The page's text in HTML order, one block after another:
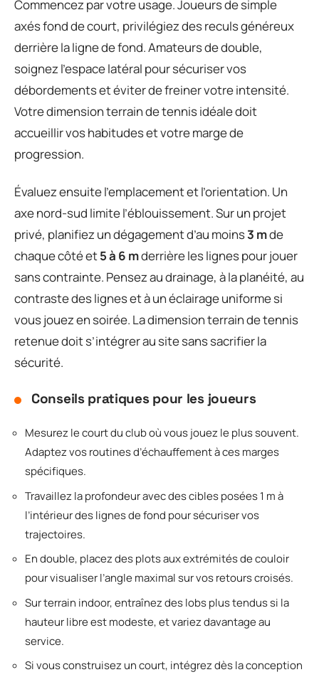
Commencez par votre usage. Joueurs de simple
axés fond de court, privilégiez des reculs généreux
derrière la ligne de fond. Amateurs de double,
soignez l’espace latéral pour sécuriser vos
débordements et éviter de freiner votre intensité.
Votre dimension terrain de tennis idéale doit
accueillir vos habitudes et votre marge de
progression.
Évaluez ensuite l’emplacement et l’orientation. Un
axe nord-sud limite l’éblouissement. Sur un projet
privé, planifiez un dégagement d’au moins3 mde
chaque côté et5 à 6 mderrière les lignes pour jouer
sans contrainte. Pensez au drainage, à la planéité, au
contraste des lignes et à un éclairage uniforme si
vous jouez en soirée. La dimension terrain de tennis
retenue doit s’intégrer au site sans sacrifier la
sécurité.
Conseils pratiques pour les joueurs
Mesurez le court du club où vous jouez le plus souvent.
Adaptez vos routines d’échauffement à ces marges
spécifiques.
Travaillez la profondeur avec des cibles posées 1 m à
l’intérieur des lignes de fond pour sécuriser vos
trajectoires.
En double, placez des plots aux extrémités de couloir
pour visualiser l’angle maximal sur vos retours croisés.
Sur terrain indoor, entraînez des lobs plus tendus si la
hauteur libre est modeste, et variez davantage au
service.
Si vous construisez un court, intégrez dès la conception